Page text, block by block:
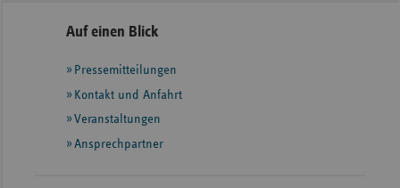
Seitennavigation
Seitenleiste
weiteren
Informationen
Auf einen Blick
Pressemitteilungen
Kontakt und Anfahrt
Veranstaltungen
Ansprechpartner